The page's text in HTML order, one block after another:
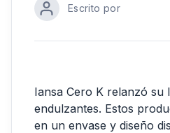
Escrito por
Iansa Cero K relanzó su
endulzantes. Estos
en un envase y diseño